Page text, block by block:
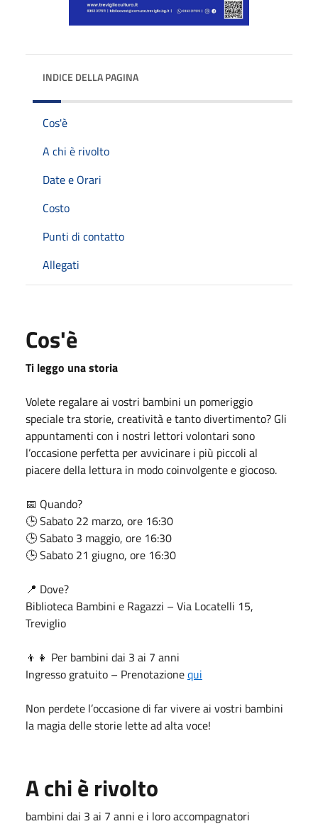
INDICE DELLA PAGINA
Cos'è
A chi è rivolto
Date e Orari
Costo
Punti di contatto
Allegati
Cos'è
Ti leggo una storia
Volete regalare ai vostri bambini un pomeriggio
speciale tra storie, creatività e tanto divertimento? Gli
appuntamenti con i nostri lettori volontari sono
l’occasione perfetta per avvicinare i più piccoli al
piacere della lettura in modo coinvolgente e giocoso.
📅 Quando?
🕒 Sabato 22 marzo, ore 16:30
🕒 Sabato 3 maggio, ore 16:30
🕒 Sabato 21 giugno, ore 16:30
📍 Dove?
Biblioteca Bambini e Ragazzi – Via Locatelli 15,
Treviglio
👦👧 Per bambini dai 3 ai 7 anni
Ingresso gratuito – Prenotazionequi
Non perdete l’occasione di far vivere ai vostri bambini
la magia delle storie lette ad alta voce!
A chi è rivolto
bambini dai 3 ai 7 anni e i loro accompagnatori